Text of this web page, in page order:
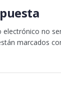
no
marcados